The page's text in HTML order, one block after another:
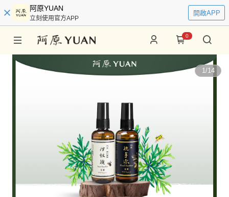
阿原YUAN
立刻使用官方APP
開啟APP
0
1/14